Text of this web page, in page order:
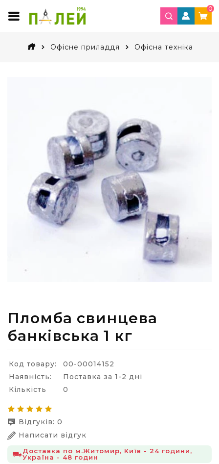
0
Офісне приладдя Офісна техніка
Пломба свинцева
банківська 1 кг
Код товару:
00-00014152
Наявність:
Поставка за 1-2 дні
Кількість
0
Відгуків: 0
Написати відгук
Доставка по м.Житомир, Київ - 24 години,
Україна - 48 годин